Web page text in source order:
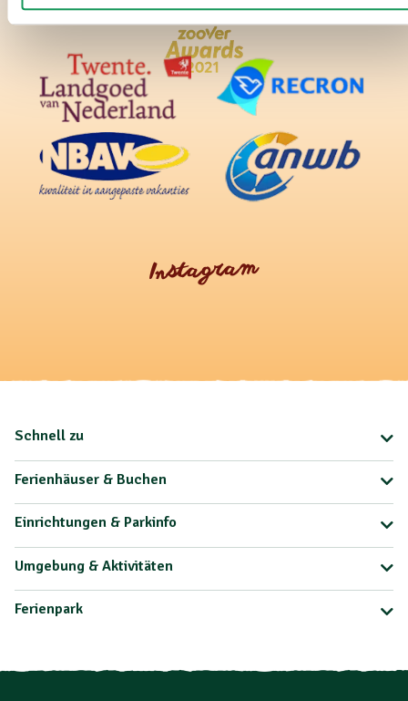
Instagram
Schnell zu
Ferienhäuser & Buchen
Einrichtungen & Parkinfo
Umgebung & Aktivitäten
Ferienpark